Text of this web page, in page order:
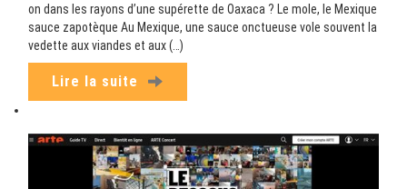
on dans les rayons d’une supérette de Oaxaca ? Le mole, le Mexique
sauce zapotèque Au Mexique, une sauce onctueuse vole souvent la
vedette aux viandes et aux (…)
Lire la suite